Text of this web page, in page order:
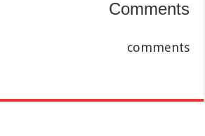
Comments
comments